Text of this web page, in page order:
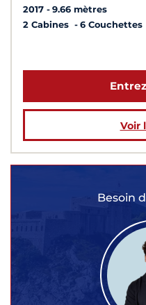
2017
9.66 mètres
2 Cabines
6 Couchettes
Voir
Besoin